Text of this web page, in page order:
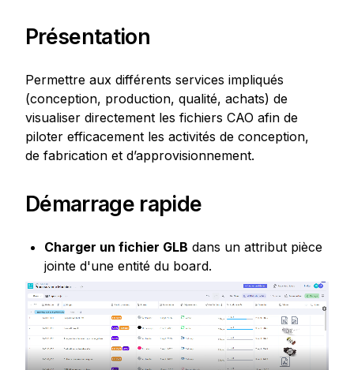
Présentation
Permettre aux différents services impliqués
(conception, production, qualité, achats) de
visualiser directement les fichiers CAO afin de
piloter efficacement les activités de conception,
de fabrication et d’approvisionnement.
Démarrage rapide
Charger un fichier GLB dans un attribut pièce
jointe d'une entité du board.